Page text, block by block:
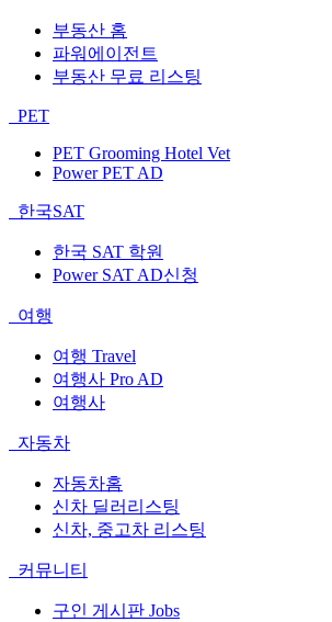
부동산 홈
파워에이전트
부동산 무료 리스팅
PET
PET Grooming Hotel Vet
Power PET AD
한국SAT
한국 SAT 학원
Power SAT AD신청
여행
여행 Travel
여행사 Pro AD
여행사
자동차
자동차홈
신차 딜러리스팅
신차, 중고차 리스팅
커뮤니티
구인 게시판 Jobs